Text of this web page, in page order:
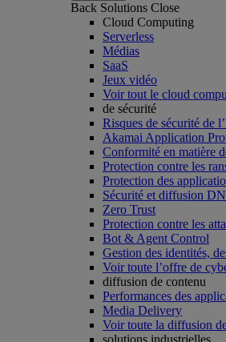
Back Solutions Close
Cloud Computing
Serverless
Médias
SaaS
Jeux vidéo
Voir tout le cloud
de sécurité
Risques de sécurité de
Akamai Application
Conformité en matière
Protection contre les
Protection des
Sécurité et diffusion
Zero Trust
Protection contre les
Bot & Agent Control
Gestion des identités,
Voir toute l’offre de
diffusion de contenu
Performances des
Media Delivery
Voir toute la diffusion
solutions industrielles